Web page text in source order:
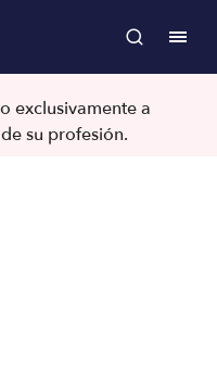
exclusivamente a
su profesión.